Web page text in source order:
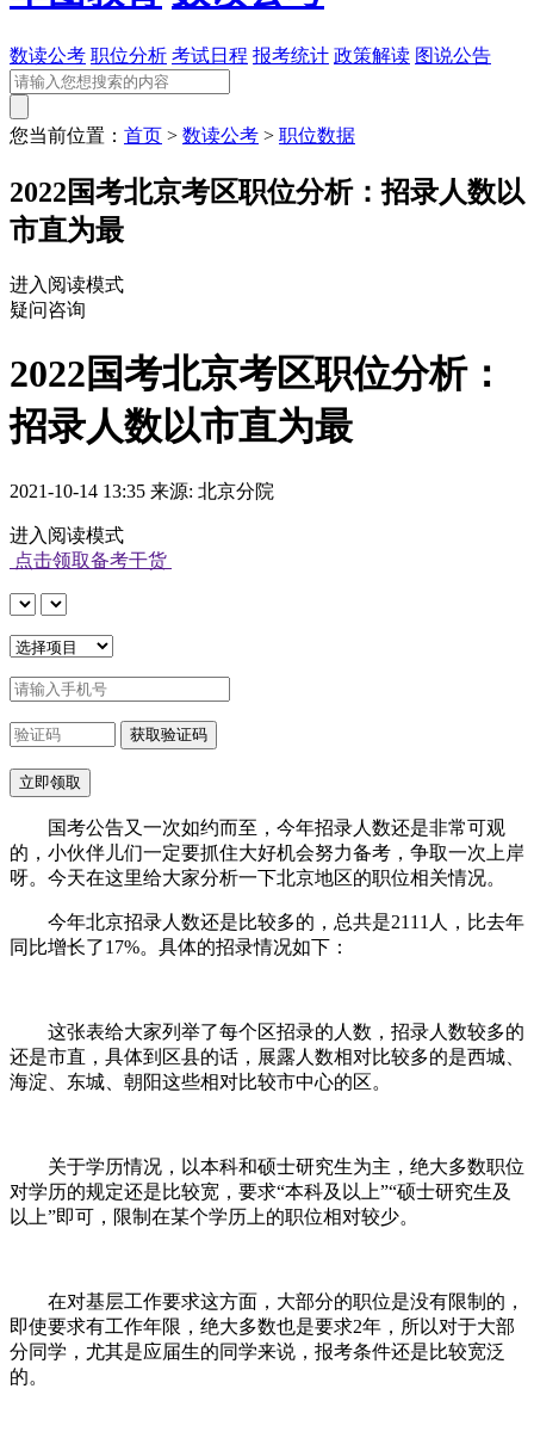
数读公考 职位分析 考试日程 报考统计 政策解读 图说公告
您当前位置： 首页 > 数读公考 > 职位数据
2022国考北京考区职位分析：招录人数以
市直为最
进入阅读模式
疑问咨询
2022国考北京考区职位分析：
招录人数以市直为最
2021-10-14 13:35 来源: 北京分院
进入阅读模式
点击领取备考干货
国考公告又一次如约而至，今年招录人数还是非常可观
的，小伙伴儿们一定要抓住大好机会努力备考，争取一次上岸
呀。今天在这里给大家分析一下北京地区的职位相关情况。
今年北京招录人数还是比较多的，总共是2111人，比去年
同比增长了17%。具体的招录情况如下：
这张表给大家列举了每个区招录的人数，招录人数较多的
还是市直，具体到区县的话，展露人数相对比较多的是西城、
海淀、东城、朝阳这些相对比较市中心的区。
关于学历情况，以本科和硕士研究生为主，绝大多数职位
对学历的规定还是比较宽，要求“本科及以上”“硕士研究生及
以上”即可，限制在某个学历上的职位相对较少。
在对基层工作要求这方面，大部分的职位是没有限制的，
即使要求有工作年限，绝大多数也是要求2年，所以对于大部
分同学，尤其是应届生的同学来说，报考条件还是比较宽泛
的。